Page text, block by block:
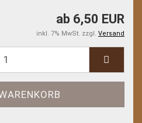
ab 6,50 EUR
inkl. 7% MwSt. zzgl. Versand